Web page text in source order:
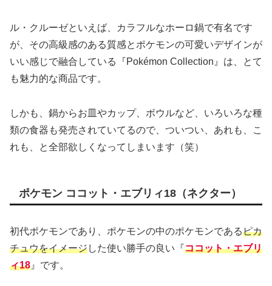
ル・クルーゼといえば、カラフルなホーロ鍋で有名です
が、その高級感のある質感とポケモンの可愛いデザインが
いい感じで融合している『Pokémon Collection』は、とて
も魅力的な商品です。
しかも、鍋からお皿やカップ、ボウルなど、いろいろな種
類の食器も発売されていてるので、ついつい、あれも、こ
れも、と全部欲しくなってしまいます（笑）
ポケモン ココット・エブリィ18（ネクター）
初代ポケモンであり、ポケモンの中のポケモンであるピカ
チュウをイメージした使い勝手の良い『ココット・エブリ
ィ18 』です。